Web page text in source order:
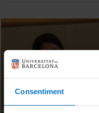
Consentiment